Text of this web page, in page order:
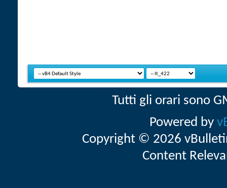
Tutti gli orari sono
Powered by
Copyright © 2026
Content